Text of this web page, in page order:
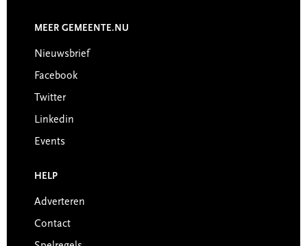
MEER GEMEENTE.NU
Nieuwsbrief
Facebook
Twitter
Linkedin
Events
HELP
Adverteren
Contact